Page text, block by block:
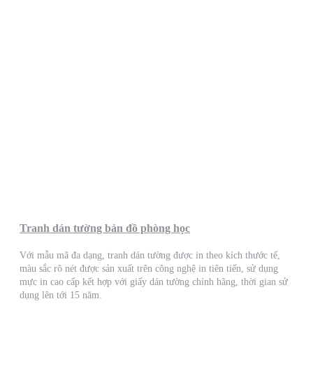
Tranh dán tường bản đồ phòng học
Với mẫu mã đa dạng, tranh dán tường được in theo kích thước tế,
màu sắc rõ nét được sản xuất trên công nghệ in tiên tiến, sử dụng
mực in cao cấp kết hợp với giấy dán tường chính hãng, thời gian sử
dụng lên tới 15 năm.